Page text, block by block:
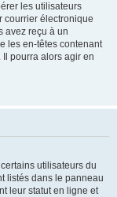
les utilisateurs
courrier électronique
avez reçu à un
les en-têtes contenant
pourra alors agir en
utilisateurs du
listés dans le panneau
leur statut en ligne et